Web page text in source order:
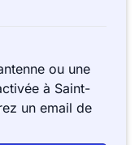
ou une
à Saint-
un email de